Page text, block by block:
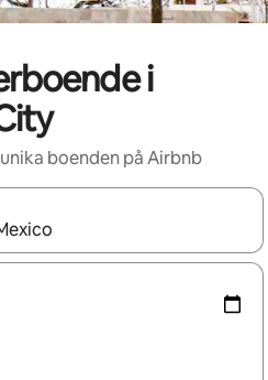
i
boenden på Airbnb
tillgängliga kan du navigera med